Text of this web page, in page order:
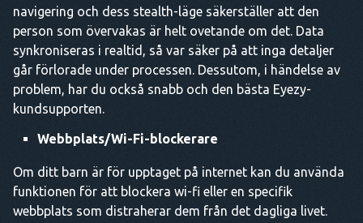
navigering och dess stealth-läge säkerställer att den
person som övervakas är helt ovetande om det. Data
synkroniseras i realtid, så var säker på att inga detaljer
går förlorade under processen. Dessutom, i händelse av
problem, har du också snabb och den bästa Eyezy-
kundsupporten.
Webbplats/Wi-Fi-blockerare
Om ditt barn är för upptaget på internet kan du använda
funktionen för att blockera wi-fi eller en specifik
webbplats som distraherar dem från det dagliga livet.